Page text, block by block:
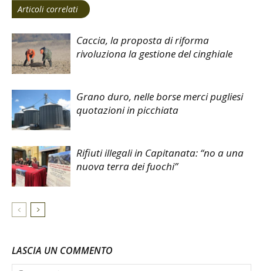
Articoli correlati
Caccia, la proposta di riforma
rivoluziona la gestione del cinghiale
Grano duro, nelle borse merci pugliesi
quotazioni in picchiata
Rifiuti illegali in Capitanata: “no a una
nuova terra dei fuochi”
LASCIA UN COMMENTO